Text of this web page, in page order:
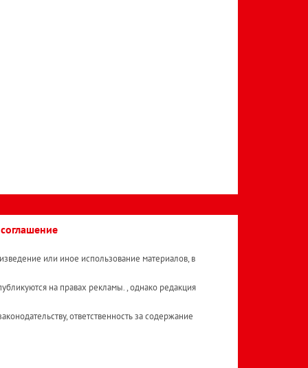
или иное использование материалов, в
на правах рекламы. , однако редакция
ответственность за содержание